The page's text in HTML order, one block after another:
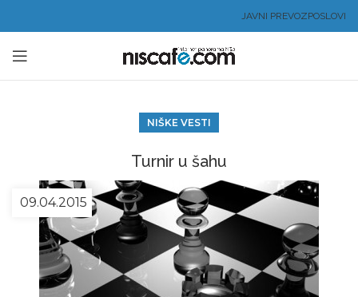
JAVNI PREVOZPOSLOVI
NIŠKE VESTI
Turnir u šahu
09.04.2015